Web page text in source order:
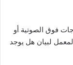
فوق الصوتية أو
لبيان هل يوجد